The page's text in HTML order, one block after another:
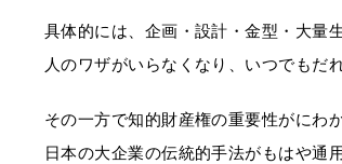
具体的には、企画・設計・金型・大量
人のワザがいらなくなり、いつでもだ
その一方で知的財産権の重要性がにわ
日本の大企業の伝統的手法がもはや通